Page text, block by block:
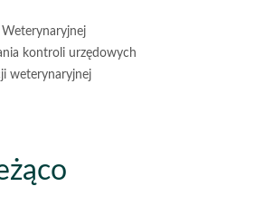
kontroli urzędowych
weterynaryjnej